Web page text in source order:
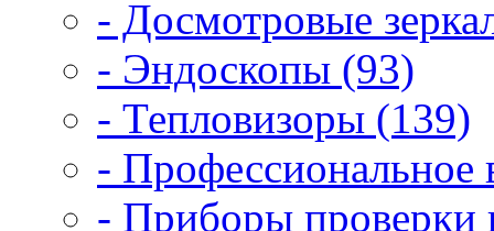
- Досмотровые
- Эндоскопы (93)
- Тепловизоры (139)
- Профессиональное
- Приборы проверки